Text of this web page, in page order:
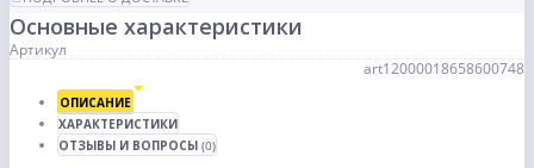
Основные характеристики
Артикул
art12000018658600748
ОПИСАНИЕ
ХАРАКТЕРИСТИКИ
ОТЗЫВЫ И ВОПРОСЫ (0)